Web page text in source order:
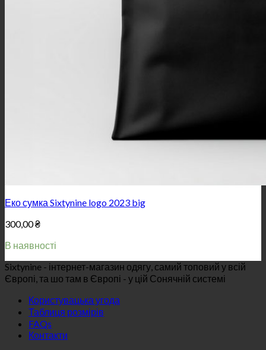
Еко сумка Sixtynine logo 2023 big
300,00₴
В наявності
Sixtynine - інтернет-магазин одягу, самий топовий у всій
Європі, та шо там в Європі - у цій Сонячній системі
Користувацька угода
Таблиця розмірів
FAQs
Контакти